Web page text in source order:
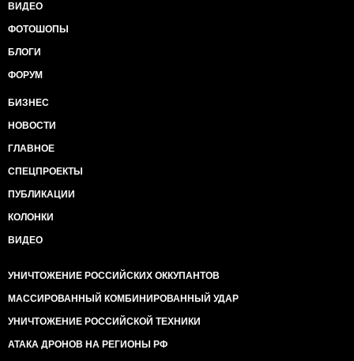
ВИДЕО
ФОТОШОПЫ
БЛОГИ
ФОРУМ
БИЗНЕС
НОВОСТИ
ГЛАВНОЕ
СПЕЦПРОЕКТЫ
ПУБЛИКАЦИИ
КОЛОНКИ
ВИДЕО
УНИЧТОЖЕНИЕ РОССИЙСКИХ ОККУПАНТОВ
МАССИРОВАННЫЙ КОМБИНИРОВАННЫЙ УДАР
УНИЧТОЖЕНИЕ РОССИЙСКОЙ ТЕХНИКИ
АТАКА ДРОНОВ НА РЕГИОНЫ РФ